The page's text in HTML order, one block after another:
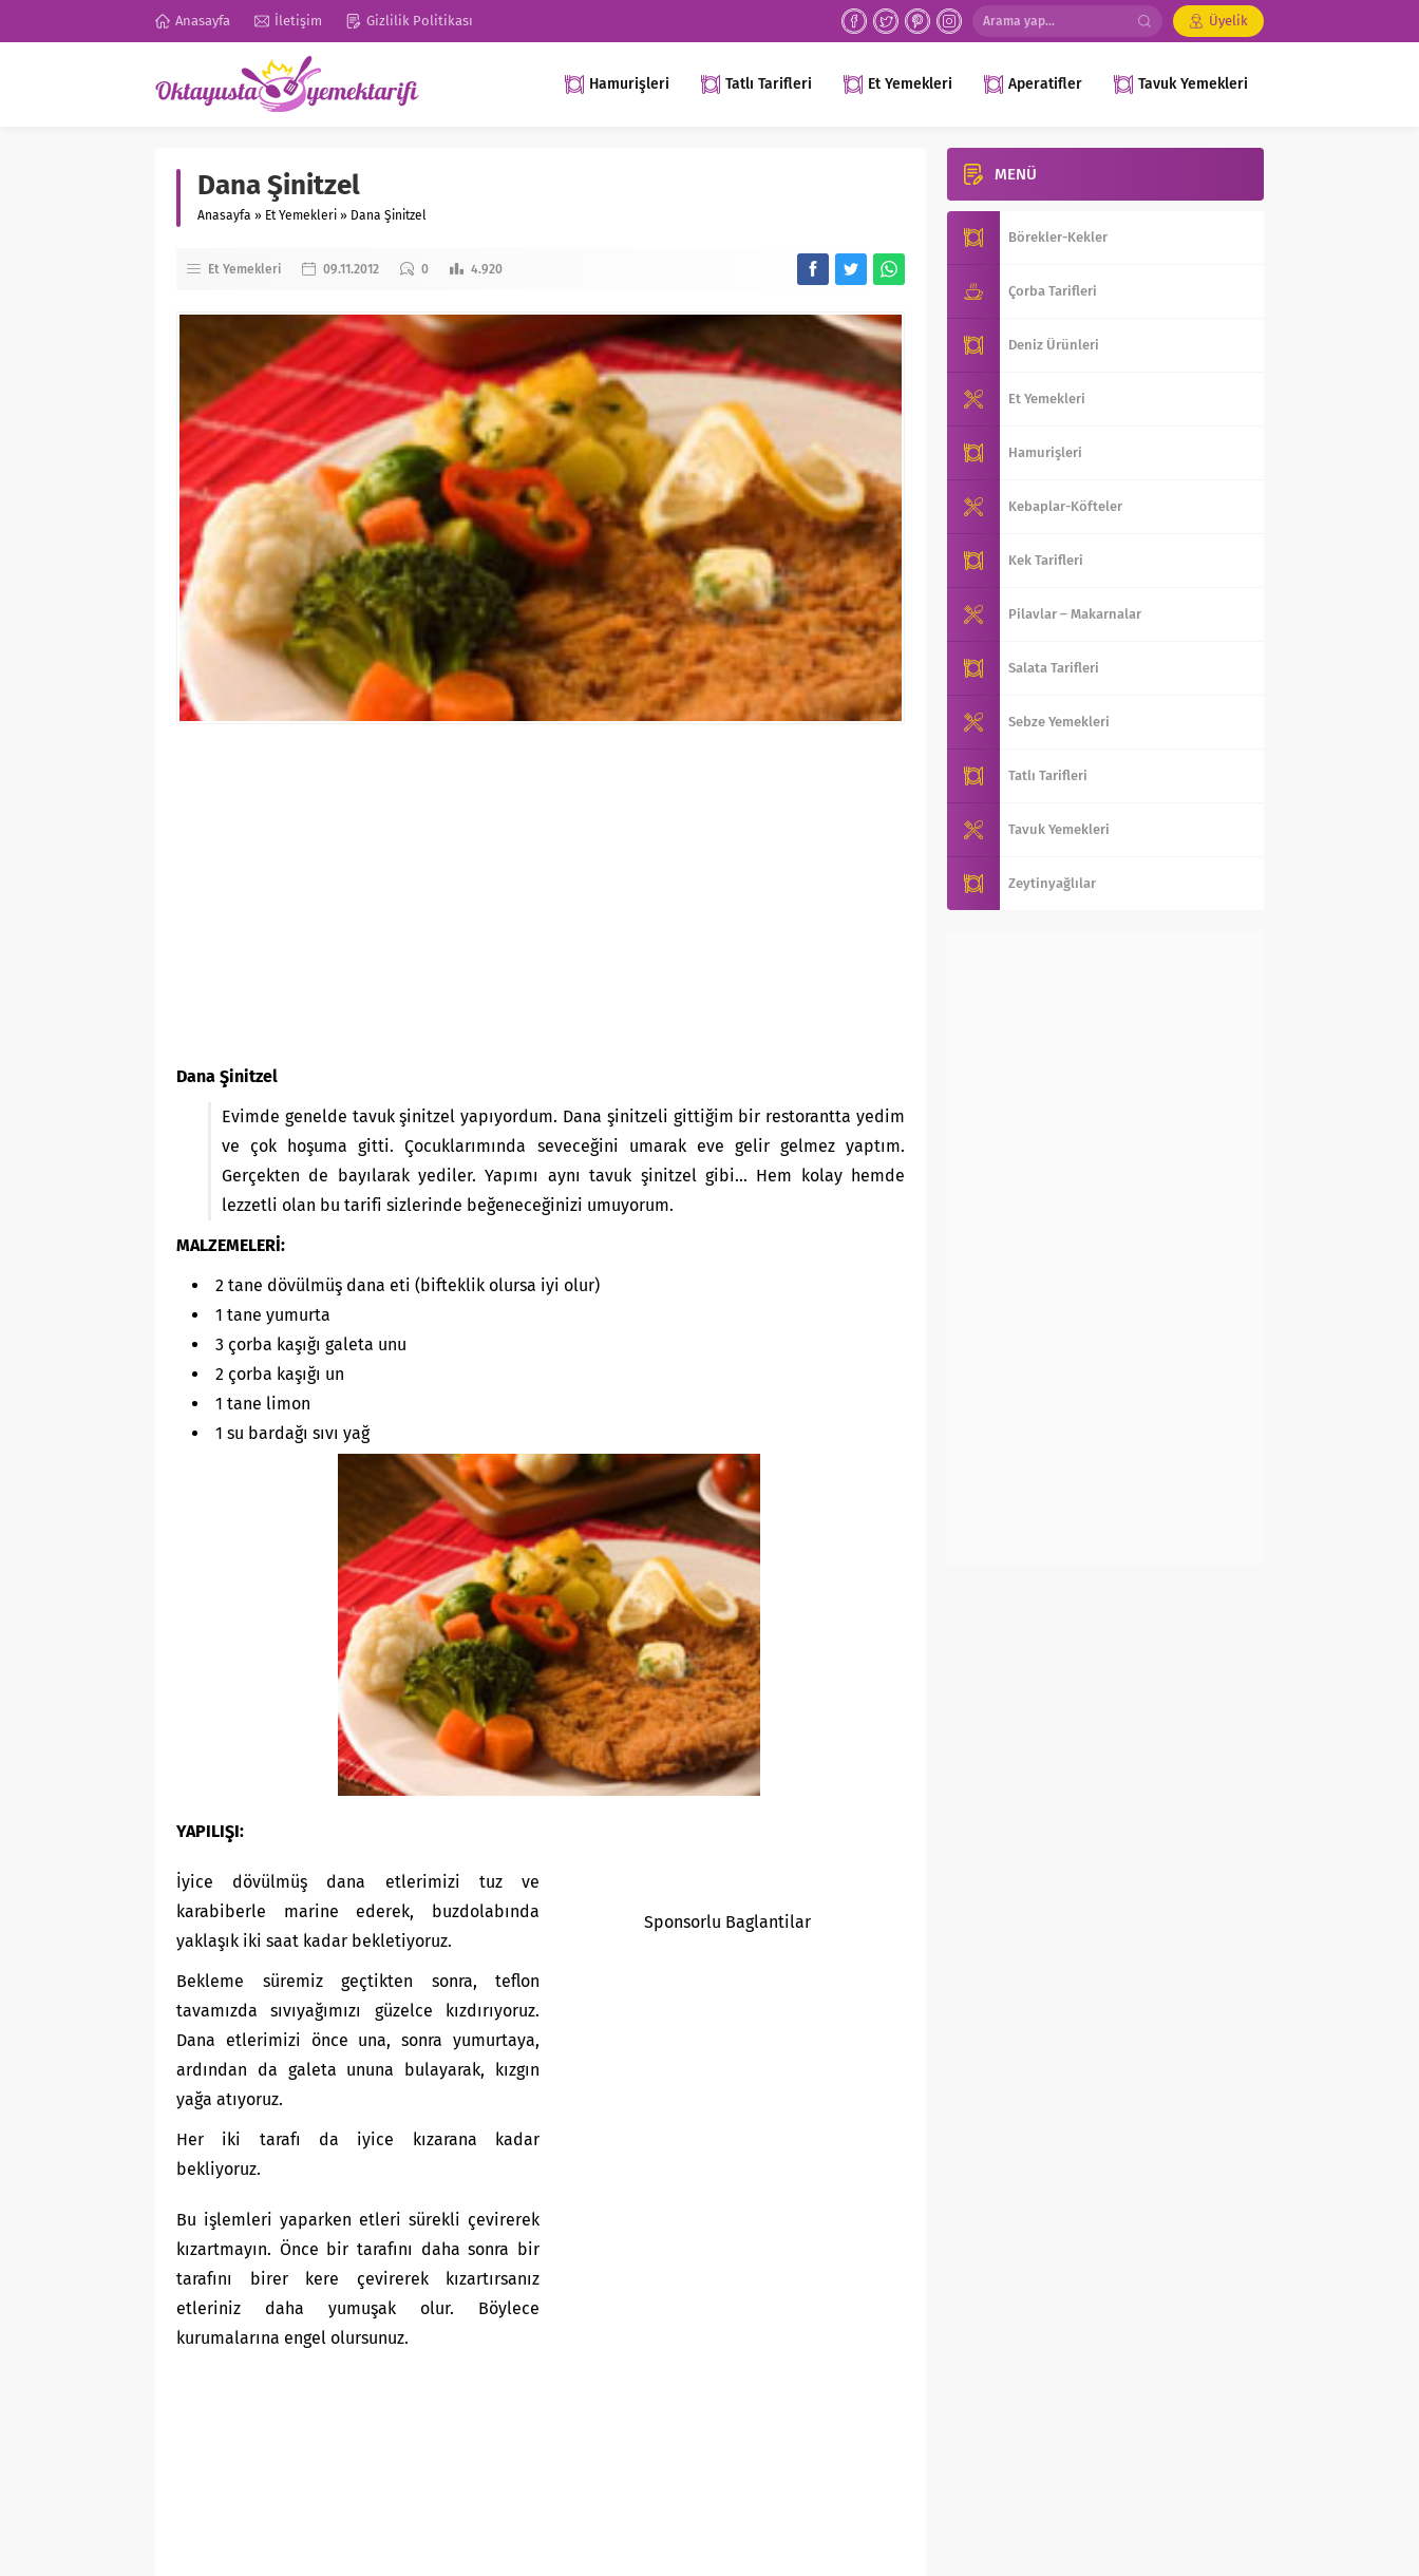
Anasayfa İletişim Gizlilik Politikası Üyelik
Hamurişleri Tatlı Tarifleri Et Yemekleri Aperatifler Tavuk Yemekleri
Dana Şinitzel
Anasayfa » Et Yemekleri » Dana Şinitzel
Et Yemekleri 09.11.2012 0 4.920
Dana Şinitzel
Evimde genelde tavuk şinitzel yapıyordum. Dana şinitzeli gittiğim bir restorantta yedim
ve çok hoşuma gitti. Çocuklarımında seveceğini umarak eve gelir gelmez yaptım.
Gerçekten de bayılarak yediler. Yapımı aynı tavuk şinitzel gibi… Hem kolay hemde
lezzetli olan bu tarifi sizlerinde beğeneceğinizi umuyorum.
MALZEMELERİ:
2 tane dövülmüş dana eti (bifteklik olursa iyi olur)
1 tane yumurta
3 çorba kaşığı galeta unu
2 çorba kaşığı un
1 tane limon
1 su bardağı sıvı yağ
YAPILIŞI:
Sponsorlu Baglantilar
İyice dövülmüş dana etlerimizi tuz ve
karabiberle marine ederek, buzdolabında
yaklaşık iki saat kadar bekletiyoruz.
Bekleme süremiz geçtikten sonra, teflon
tavamızda sıvıyağımızı güzelce kızdırıyoruz.
Dana etlerimizi önce una, sonra yumurtaya,
ardından da galeta ununa bulayarak, kızgın
yağa atıyoruz.
Her iki tarafı da iyice kızarana kadar
bekliyoruz.
Bu işlemleri yaparken etleri sürekli çevirerek
kızartmayın. Önce bir tarafını daha sonra bir
tarafını birer kere çevirerek kızartırsanız
etleriniz daha yumuşak olur. Böylece
kurumalarına engel olursunuz.
MENÜ
Börekler-Kekler
Çorba Tarifleri
Deniz Ürünleri
Et Yemekleri
Hamurişleri
Kebaplar-Köfteler
Kek Tarifleri
Pilavlar – Makarnalar
Salata Tarifleri
Sebze Yemekleri
Tatlı Tarifleri
Tavuk Yemekleri
Zeytinyağlılar